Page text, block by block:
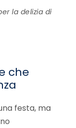
la delizia di
che
festa, ma